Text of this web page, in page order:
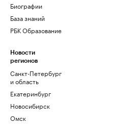
Биографии
База знаний
РБК Образование
Новости
регионов
Санкт-Петербург
и область
Екатеринбург
Новосибирск
Омск